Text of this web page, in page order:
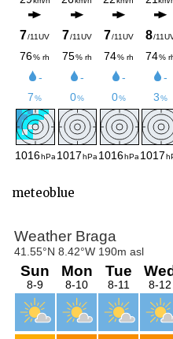
meteoblue